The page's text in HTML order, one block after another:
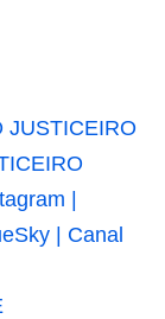
JUSTICEIRO
|
| Canal